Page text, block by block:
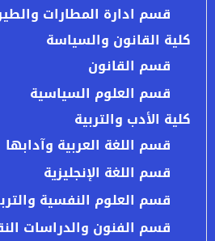
قسم ادارة المطارات
كلية القانون والسياسة
قسم القانون
قسم العلوم السياسية
كلية الأدب والتربية
قسم اللغة العربية وآدابها
قسم اللغة الإنجليزية
قسم العلوم النفسية
قسم الفنون والدراسات